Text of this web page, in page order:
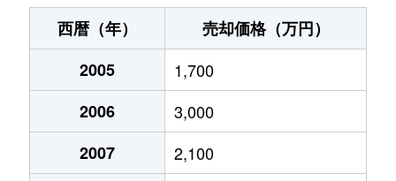
大字円正寺
1,100万円 南浦和 徒歩45分
大字大谷口
2,900万円
大字大谷口
550万円 南浦和 徒歩45分
大字大谷口
750万円 南浦和 徒歩45分
西暦（年）
売却価格（万円）
2005
1,700
2006
3,000
2007
2,100